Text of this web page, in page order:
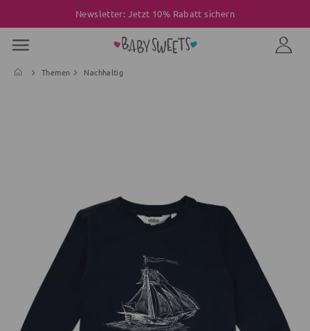
Newsletter: Jetzt 10% Rabatt sichern
Themen Nachhaltig